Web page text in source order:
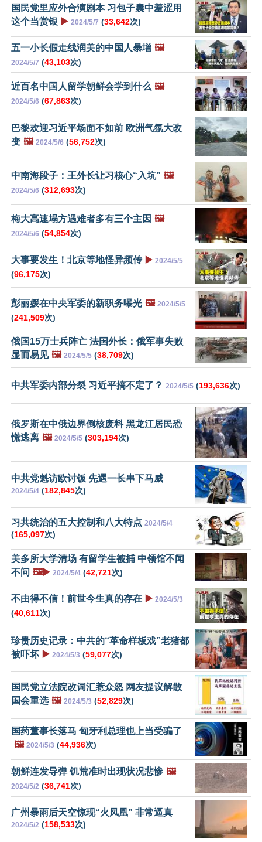
国民党里应外合演剧本 习包子囊中羞涩用
这个当赏银 ▶️ 2024/5/7 (33,642次)
五一小长假走线润美的中国人暴增 🖼️
2024/5/7 (43,103次)
近百名中国人留学朝鲜会学到什么 🖼️
2024/5/6 (67,863次)
巴黎欢迎习近平场面不如前 欧洲气氛大改
变 🖼️ 2024/5/6 (56,752次)
中南海段子：王外长让习核心“入坑” 🖼️
2024/5/6 (312,693次)
梅大高速塌方遇难者多有三个主因 🖼️
2024/5/6 (54,854次)
大事要发生！北京等地怪异频传 ▶️ 2024/5/5
(96,175次)
彭丽媛在中央军委的新职务曝光 🖼️ 2024/5/5
(241,509次)
俄国15万士兵阵亡 法国外长：俄军事失败
显而易见 🖼️ 2024/5/5 (38,709次)
中共军委内部分裂 习近平搞不定了？ 2024/5/5 (193,636次)
俄罗斯在中俄边界倒核废料 黑龙江居民恐
慌逃离 🖼️ 2024/5/5 (303,194次)
中共党魁访欧讨饭 先遇一长串下马威
2024/5/4 (182,845次)
习共统治的五大控制和八大特点 2024/5/4
(165,097次)
美多所大学清场 有留学生被捕 中领馆不闻
不问 🖼️▶️ 2024/5/4 (42,721次)
不由得不信！前世今生真的存在 ▶️ 2024/5/3
(40,611次)
珍贵历史记录：中共的“革命样板戏”老猪都
被吓坏 ▶️ 2024/5/3 (59,077次)
国民党立法院改词汇惹众怒 网友提议解散
国会重选 🖼️ 2024/5/3 (52,829次)
国药董事长落马 匈牙利总理也上当受骗了
🖼️ 2024/5/3 (44,936次)
朝鲜连发导弹 饥荒准时出现状况悲惨 🖼️
2024/5/2 (36,741次)
广州暴雨后天空惊现“火凤凰” 非常逼真
2024/5/2 (158,533次)